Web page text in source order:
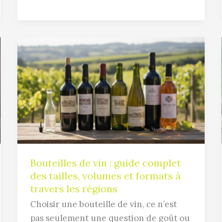
Bouteilles de vin : guide complet
des tailles, volumes et formats à
travers les régions
Choisir une bouteille de vin, ce n’est
pas seulement une question de goût ou
Bouteilles
de
vin
:
guide
complet
des
tailles,
et
formats
travers